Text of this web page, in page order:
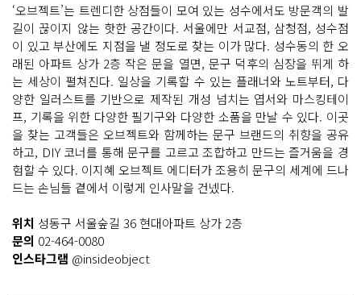
‘오브젝트’는 트렌디한 상점들이 모여 있는 성수에서도 방문객의 발
길이 끊이지 않는 핫한 공간이다. 서울에만 서교점, 삼청점, 성수점
이 있고 부산에도 지점을 낼 정도로 찾는 이가 많다. 성수동의 한 오
래된 아파트 상가 2층 작은 문을 열면, 문구 덕후의 심장을 뛰게 하
는 세상이 펼쳐진다. 일상을 기록할 수 있는 플래너와 노트부터, 다
양한 일러스트를 기반으로 제작된 개성 넘치는 엽서와 마스킹테이
프, 기록을 위한 다양한 필기구와 다양한 소품을 만날 수 있다. 이곳
을 찾는 고객들은 오브젝트와 함께하는 문구 브랜드의 취향을 공유
하고, DIY 코너를 통해 문구를 고르고 조합하고 만드는 즐거움을 경
험할 수 있다. 이지혜 오브젝트 에디터가 조용히 문구의 세계에 드나
드는 손님들 곁에서 이렇게 인사말을 건넸다.
위치 성동구 서울숲길 36 현대아파트 상가 2층
문의 02-464-0080
인스타그램 @insideobject